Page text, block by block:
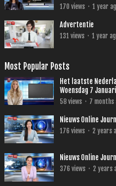
170 views · 1 year
Advertentie
131 views · 1 year
Most Popular Posts
Het laatste
Woensdag 7
58views · 7 months
Nieuws Online
176 views · 2 years
Nieuws Online
376 views · 2 years